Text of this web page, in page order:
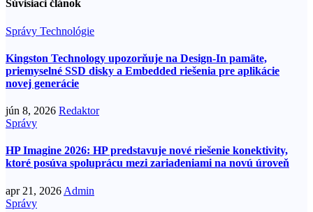
Súvisiaci článok
Správy Technológie
Kingston Technology upozorňuje na Design-In pamäte,
priemyselné SSD disky a Embedded riešenia pre aplikácie
novej generácie
jún 8, 2026 Redaktor
Správy
HP Imagine 2026: HP predstavuje nové riešenie konektivity,
ktoré posúva spoluprácu mezi zariadeniami na novú úroveň
apr 21, 2026 Admin
Správy